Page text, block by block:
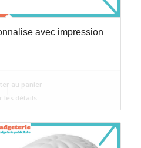
avec impression
au panier
les détails